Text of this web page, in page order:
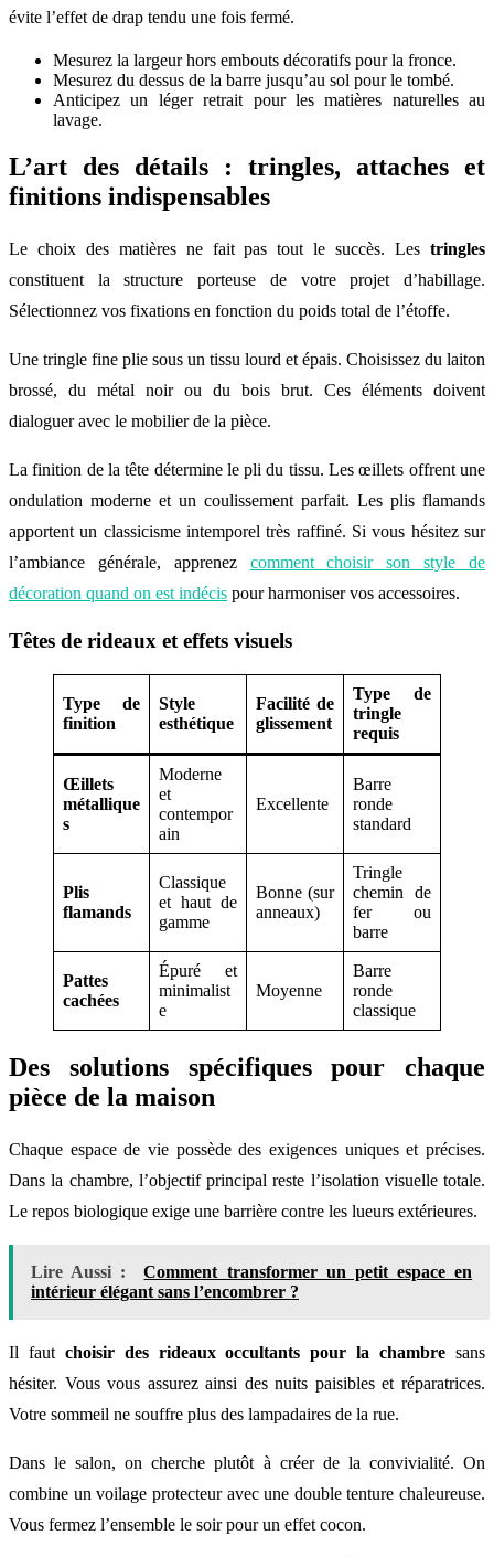
évite l’effet de drap tendu une fois fermé.
Mesurez la largeur hors embouts décoratifs pour la fronce.
Mesurez du dessus de la barre jusqu’au sol pour le tombé.
Anticipez un léger retrait pour les matières naturelles au
lavage.
L’art des détails : tringles, attaches et
finitions indispensables
Le choix des matières ne fait pas tout le succès. Les tringles
constituent la structure porteuse de votre projet d’habillage.
Sélectionnez vos fixations en fonction du poids total de l’étoffe.
Une tringle fine plie sous un tissu lourd et épais. Choisissez du laiton
brossé, du métal noir ou du bois brut. Ces éléments doivent
dialoguer avec le mobilier de la pièce.
La finition de la tête détermine le pli du tissu. Les œillets offrent une
ondulation moderne et un coulissement parfait. Les plis flamands
apportent un classicisme intemporel très raffiné. Si vous hésitez sur
l’ambiance générale, apprenez comment choisir son style de
décoration quand on est indécis pour harmoniser vos accessoires.
Têtes de rideaux et effets visuels
Type de
finition
Style
esthétique
Facilité de
glissement
Type de
tringle
requis
Œillets
métallique
s
Moderne
et
contempor
ain
Excellente
Barre
ronde
standard
Plis
flamands
Classique
et haut de
gamme
Bonne (sur
anneaux)
Tringle
chemin de
fer ou
barre
Pattes
cachées
Épuré et
minimalist
e
Moyenne
Barre
ronde
classique
Des solutions spécifiques pour chaque
pièce de la maison
Chaque espace de vie possède des exigences uniques et précises.
Dans la chambre, l’objectif principal reste l’isolation visuelle totale.
Le repos biologique exige une barrière contre les lueurs extérieures.
Lire Aussi :
Comment transformer un petit espace en
intérieur élégant sans l’encombrer ?
Il faut choisir des rideaux occultants pour la chambre sans
hésiter. Vous vous assurez ainsi des nuits paisibles et réparatrices.
Votre sommeil ne souffre plus des lampadaires de la rue.
Dans le salon, on cherche plutôt à créer de la convivialité. On
combine un voilage protecteur avec une double tenture chaleureuse.
Vous fermez l’ensemble le soir pour un effet cocon.